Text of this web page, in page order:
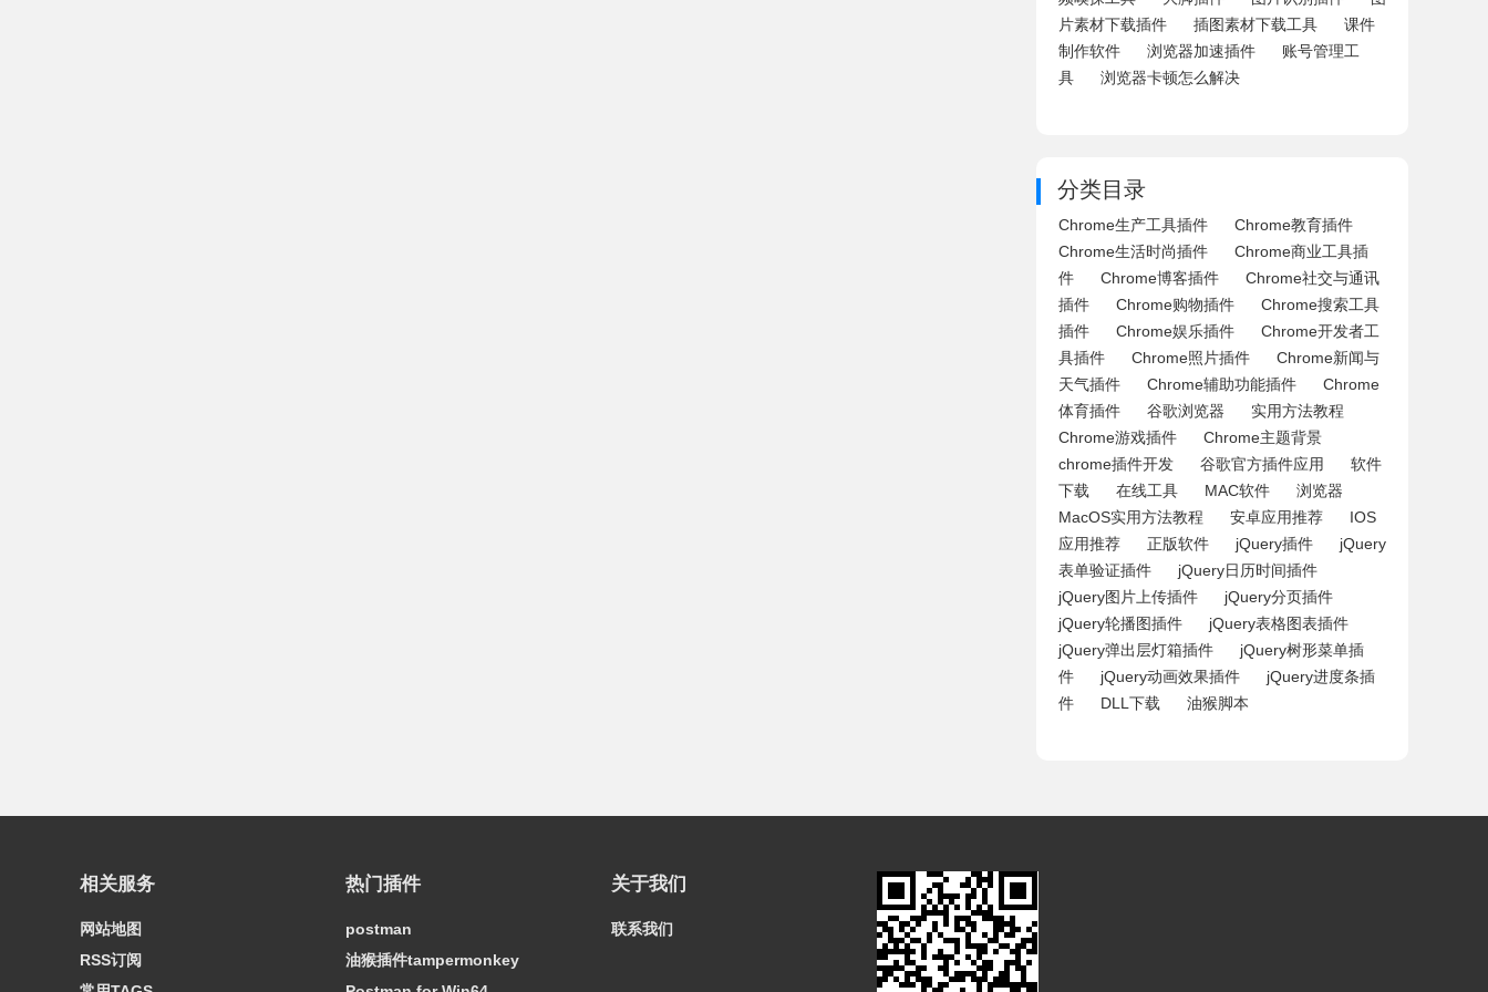
片素材下载插件
插图素材下载工具
课件
制作软件
浏览器加速插件
账号管理工
具
浏览器卡顿怎么解决
分类目录
Chrome生产工具插件
Chrome教育插件
Chrome生活时尚插件
Chrome商业工具插
件
Chrome博客插件
Chrome社交与通讯
插件
Chrome购物插件
Chrome搜索工具
插件
Chrome娱乐插件
Chrome开发者工
具插件
Chrome照片插件
Chrome新闻与
天气插件
Chrome辅助功能插件
Chrome
体育插件
谷歌浏览器
实用方法教程
Chrome游戏插件
Chrome主题背景
chrome插件开发
谷歌官方插件应用
软件
下载
在线工具 MAC软件
浏览器
MacOS实用方法教程
安卓应用推荐
IOS
应用推荐
正版软件 jQuery插件
jQuery
表单验证插件
jQuery日历时间插件
jQuery图片上传插件
jQuery分页插件
jQuery轮播图插件
jQuery表格图表插件
jQuery弹出层灯箱插件
jQuery树形菜单插
件
jQuery动画效果插件
jQuery进度条插
件
DLL下载 油猴脚本
相关服务
网站地图
RSS订阅
热门插件
postman
油猴插件tampermonkey
关于我们
联系我们